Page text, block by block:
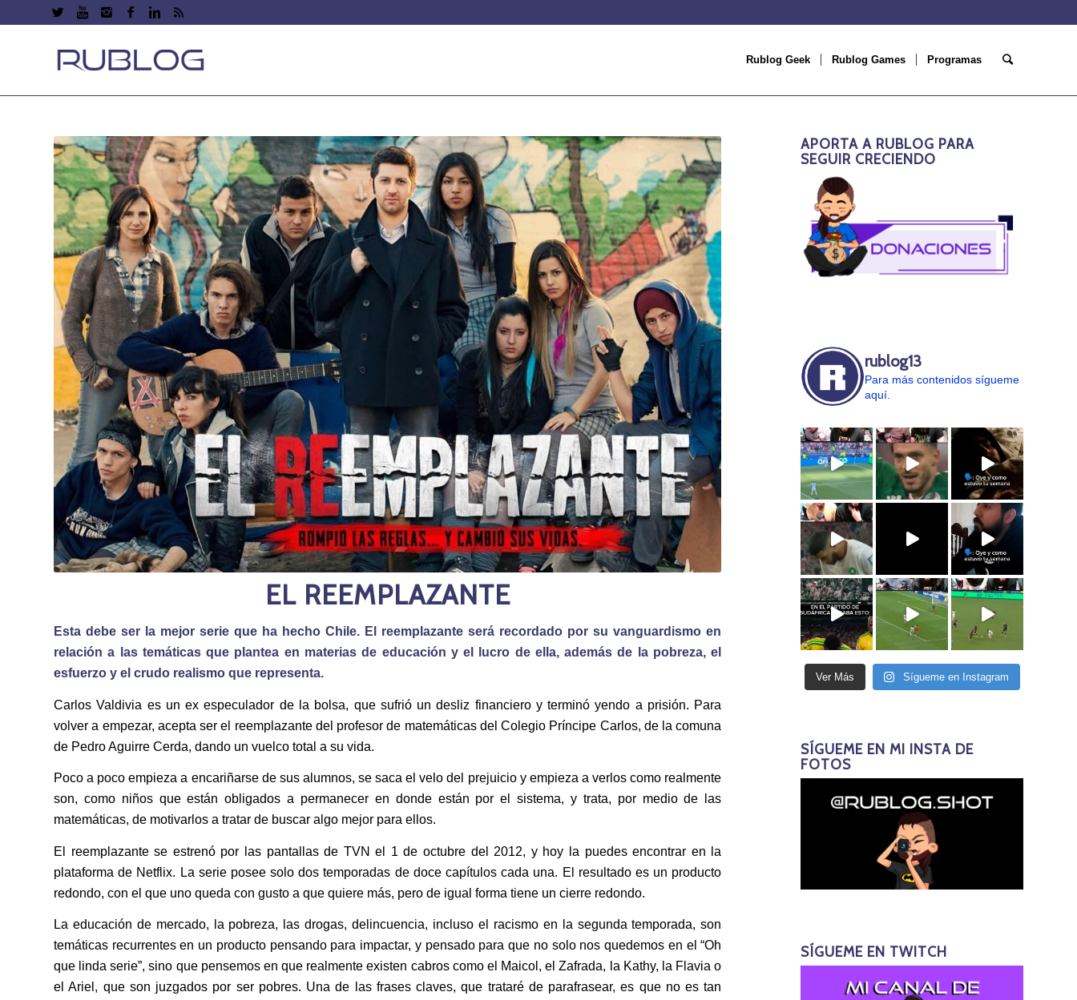
Rublog Geek Rublog Games Programas
EL REEMPLAZANTE
Esta debe ser la mejor serie que ha hecho Chile. El reemplazante será recordado por su vanguardismo en
relación a las temáticas que plantea en materias de educación y el lucro de ella, además de la pobreza, el
esfuerzo y el crudo realismo que representa.
Carlos Valdivia es un ex especulador de la bolsa, que sufrió un desliz financiero y terminó yendo a prisión. Para
volver a empezar, acepta ser el reemplazante del profesor de matemáticas del Colegio Príncipe Carlos, de la comuna
de Pedro Aguirre Cerda, dando un vuelco total a su vida.
Poco a poco empieza a encariñarse de sus alumnos, se saca el velo del prejuicio y empieza a verlos como realmente
son, como niños que están obligados a permanecer en donde están por el sistema, y trata, por medio de las
matemáticas, de motivarlos a tratar de buscar algo mejor para ellos.
El reemplazante se estrenó por las pantallas de TVN el 1 de octubre del 2012, y hoy la puedes encontrar en la
plataforma de Netflix. La serie posee solo dos temporadas de doce capítulos cada una. El resultado es un producto
redondo, con el que uno queda con gusto a que quiere más, pero de igual forma tiene un cierre redondo.
La educación de mercado, la pobreza, las drogas, delincuencia, incluso el racismo en la segunda temporada, son
temáticas recurrentes en un producto pensando para impactar, y pensado para que no solo nos quedemos en el “Oh
que linda serie”, sino que pensemos en que realmente existen cabros como el Maicol, el Zafrada, la Kathy, la Flavia o
el Ariel, que son juzgados por ser pobres. Una de las frases claves, que trataré de parafrasear, es que no es tan
APORTA A RUBLOG PARA
SEGUIR CRECIENDO
rublog13
Para más contenidos sígueme
aquí.
Ver Más Sígueme en Instagram
SÍGUEME EN MI INSTA DE
FOTOS
SÍGUEME EN TWITCH